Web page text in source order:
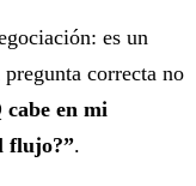
es un
correcta no
en mi
flujo?”.